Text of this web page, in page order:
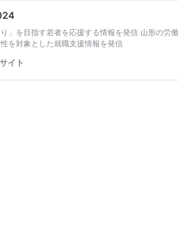
」を目指す若者を応援する情報を発信 山形の
を対象とした就職支援情報を発信
イト